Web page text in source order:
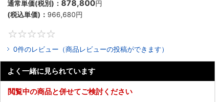
通常単価(税別)： 878,800円
(税込単価)： 966,680円
0件のレビュー（商品レビューの投稿ができます）
よく一緒に見られています
閲覧中の商品と併せてご検討ください